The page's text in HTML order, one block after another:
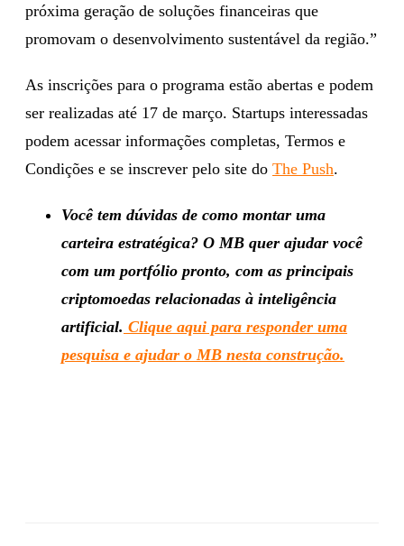
próxima geração de soluções financeiras que
promovam o desenvolvimento sustentável da região.”
As inscrições para o programa estão abertas e podem
ser realizadas até 17 de março. Startups interessadas
podem acessar informações completas, Termos e
Condições e se inscrever pelo site do The Push.
Você tem dúvidas de como montar uma
carteira estratégica? O MB quer ajudar você
com um portfólio pronto, com as principais
criptomoedas relacionadas à inteligência
artificial. Clique aqui para responder uma
pesquisa e ajudar o MB nesta construção.